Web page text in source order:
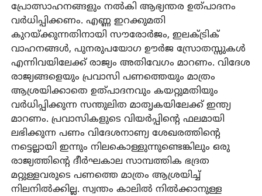
പ്രോത്സാഹനങ്ങളും നല്‍കി ആഭ്യന്തര ഉത്പാദനം
വര്‍ധിപ്പിക്കണം. എണ്ണ ഇറക്കുമതി
കുറയ്ക്കുന്നതിനായി സൗരോര്‍ജം, ഇലക്ട്രിക്
വാഹനങ്ങള്‍, പുനരുപയോഗ ഊര്‍ജ സ്രോതസ്സുകള്‍
എന്നിവയിലേക്ക് രാജ്യം അതിവേഗം മാറണം. വിദേശ
രാജ്യങ്ങളെയും പ്രവാസി പണത്തെയും മാത്രം
ആശ്രയിക്കാതെ ഉത്പാദനവും കയറ്റുമതിയും
വര്‍ധിപ്പിക്കുന്ന സന്തുലിത മാതൃകയിലേക്ക് ഇന്ത്യ
മാറണം. പ്രവാസികളുടെ വിയര്‍പ്പിന്റെ ഫലമായി
ലഭിക്കുന്ന പണം വിദേശനാണ്യ ശേഖരത്തിന്റെ
നട്ടെല്ലായി ഇന്നും നിലകൊള്ളുന്നുണ്ടെങ്കിലും ഒരു
രാജ്യത്തിന്റെ ദീര്‍ഘകാല സാമ്പത്തിക ഭദ്രത
മറ്റുള്ളവരുടെ പണത്തെ മാത്രം ആശ്രയിച്ച്
നിലനില്‍ക്കില്ല. സ്വന്തം കാലില്‍ നില്‍ക്കാനുള്ള